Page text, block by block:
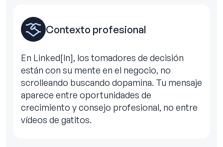
Contexto profesional
En Linked[ln], los tomadores de decisión
están con su mente en el negocio, no
scrolleando buscando dopamina. Tu mensaje
aparece entre oportunidades de
crecimiento y consejo profesional, no entre
vídeos de gatitos.